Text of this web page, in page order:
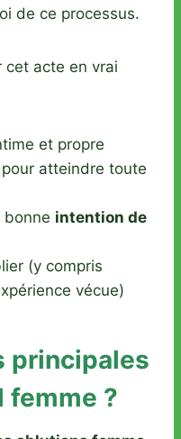
de ce processus.
cet acte en vrai
et propre
pour atteindre toute
bonne intention de
(y compris
vécue)
principales
femme ?